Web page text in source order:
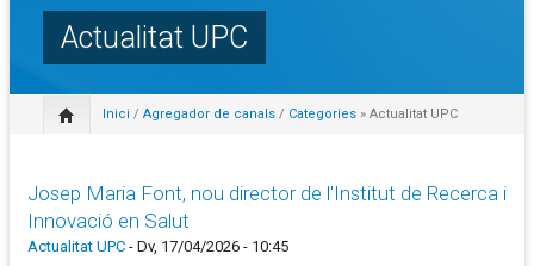
Actualitat UPC
Inici / Agregador de canals / Categories » Actualitat UPC
Josep Maria Font, nou director de l'Institut de Recerca i
Innovació en Salut
Actualitat UPC - Dv, 17/04/2026 - 10:45